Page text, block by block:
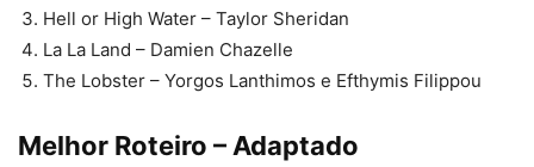
Hell or High Water – Taylor Sheridan
La La Land – Damien Chazelle
The Lobster – Yorgos Lanthimos e Efthymis Filippou
Melhor Roteiro – Adaptado